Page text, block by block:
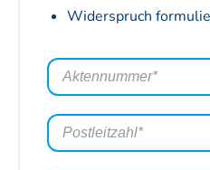
Widerspruch